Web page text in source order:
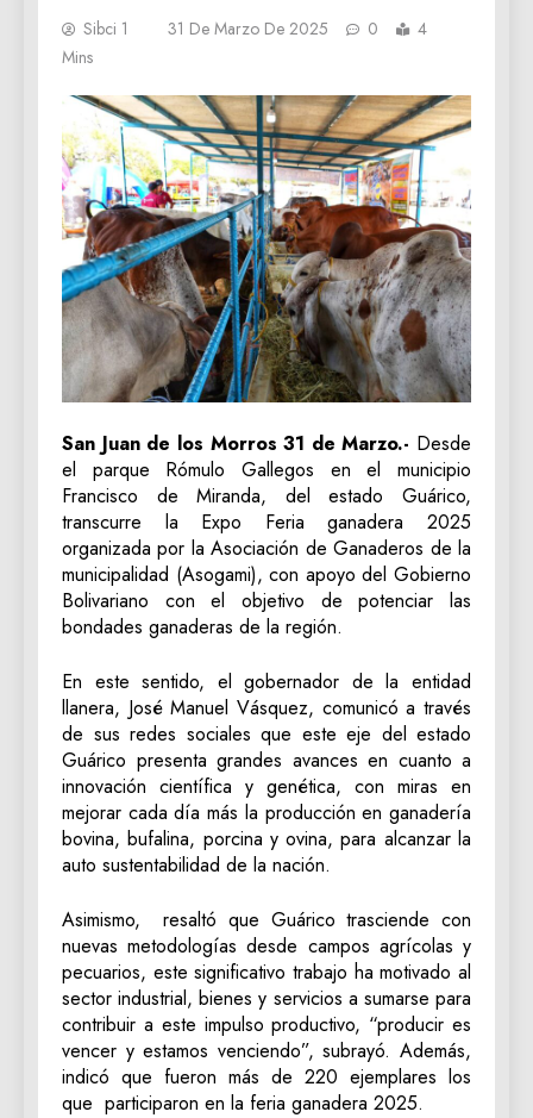
Sibci 1 31 De Marzo De 2025 0
4
Mins
San Juan de los Morros 31 de Marzo.- Desde
el parque Rómulo Gallegos en el municipio
Francisco de Miranda, del estado Guárico,
transcurre la Expo Feria ganadera 2025
organizada por la Asociación de Ganaderos de la
municipalidad (Asogami), con apoyo del Gobierno
Bolivariano con el objetivo de potenciar las
bondades ganaderas de la región.
En este sentido, el gobernador de la entidad
llanera, José Manuel Vásquez, comunicó a través
de sus redes sociales que este eje del estado
Guárico presenta grandes avances en cuanto a
innovación científica y genética, con miras en
mejorar cada día más la producción en ganadería
bovina, bufalina, porcina y ovina, para alcanzar la
auto sustentabilidad de la nación.
Asimismo, resaltó que Guárico trasciende con
nuevas metodologías desde campos agrícolas y
pecuarios, este significativo trabajo ha motivado al
sector industrial, bienes y servicios a sumarse para
contribuir a este impulso productivo, “producir es
vencer y estamos venciendo”, subrayó. Además,
indicó que fueron más de 220 ejemplares los
que participaron en la feria ganadera 2025.